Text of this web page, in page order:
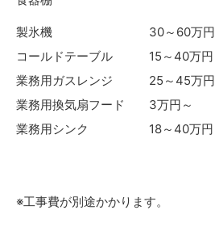
製氷機
30～60万円
コールドテーブル
15～40万円
業務用ガスレンジ
25～45万円
業務用換気扇フード
3万円～
業務用シンク
18～40万円
※工事費が別途かかります。